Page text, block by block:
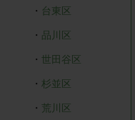
・ 台東区
・ 品川区
・世田谷区
・杉並区
・ 荒川区